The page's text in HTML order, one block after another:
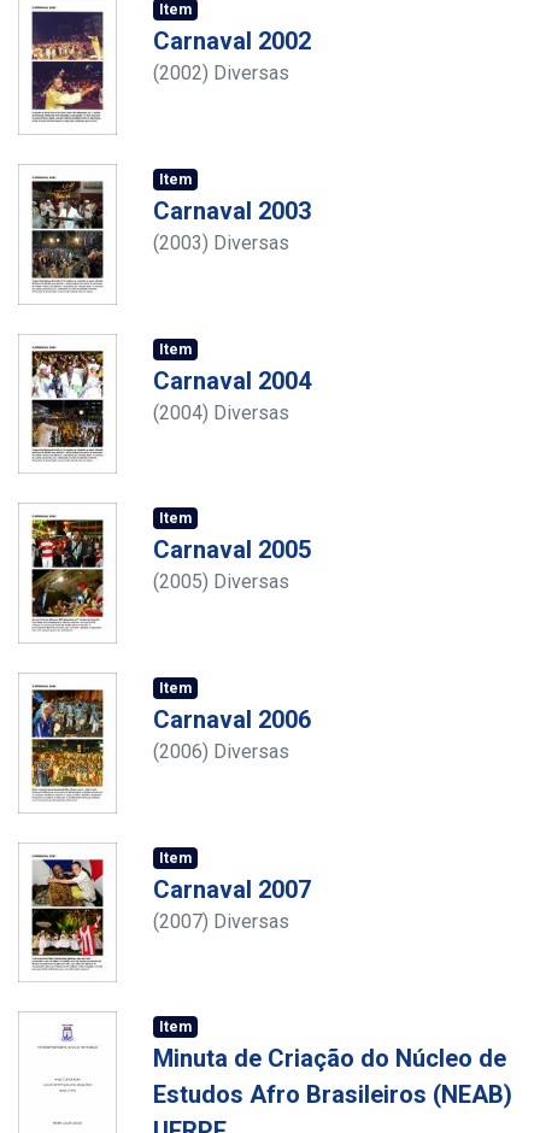
Item
Carnaval 2002
(2002) Diversas
Item
Carnaval 2003
(2003) Diversas
Item
Carnaval 2004
(2004) Diversas
Item
Carnaval 2005
(2005) Diversas
Item
Carnaval 2006
(2006) Diversas
Item
Carnaval 2007
(2007) Diversas
Item
Minuta de Criação do Núcleo de
Estudos Afro Brasileiros (NEAB)